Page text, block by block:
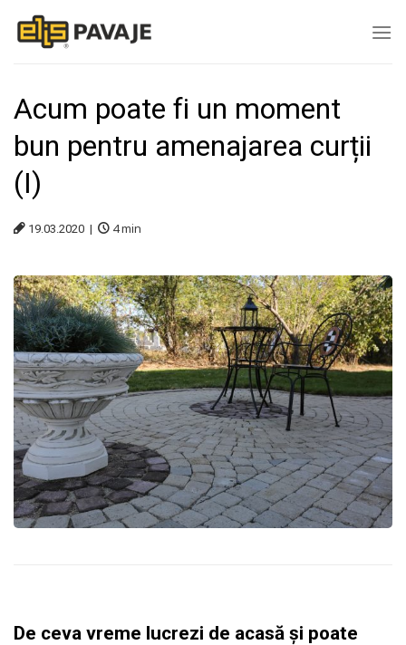
Acum poate fi un moment
bun pentru amenajarea curții
(I)
19.03.2020 | 4min
De ceva vreme lucrezi de acasă și poate